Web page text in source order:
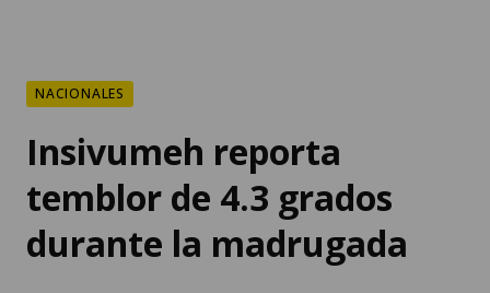
NACIONALES
Insivumeh reporta
temblor de 4.3 grados
durante la madrugada